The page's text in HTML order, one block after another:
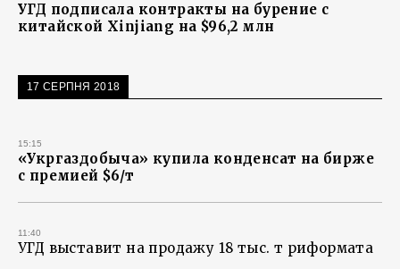
УГД подписала контракты на бурение с
китайской Xinjiang на $96,2 млн
17 СЕРПНЯ 2018
15:15
«Укргаздобыча» купила конденсат на бирже
с премией $6/т
11:40
УГД выставит на продажу 18 тыс. т риформата